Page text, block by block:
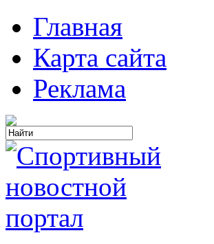
Главная
Карта сайта
Реклама